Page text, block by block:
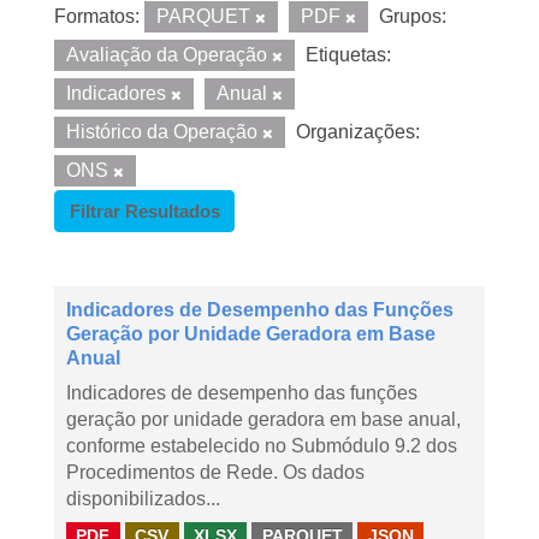
Formatos: PARQUET PDF
Grupos:
Avaliação da Operação
Etiquetas:
Indicadores
Anual
Histórico da Operação
Organizações:
ONS
Filtrar Resultados
Indicadores de Desempenho das Funções
Geração por Unidade Geradora em Base
Anual
Indicadores de desempenho das funções
geração por unidade geradora em base anual,
conforme estabelecido no Submódulo 9.2 dos
Procedimentos de Rede. Os dados
disponibilizados...